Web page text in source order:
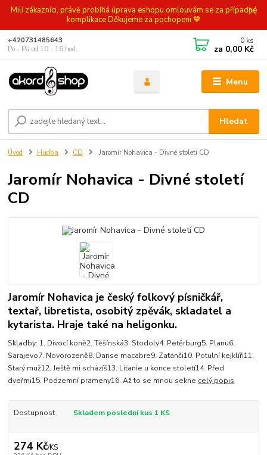
Milí zákazníci, právě probíhá úprava eshopu omlouvám se za případné
komplikace Děkujeme za pochopení 💙
Menu
Hledat
+420731485643
Po - Pá od 10 - 16 hod.
0 ks
za 0,00 Kč
Úvod Hudba CD Jaromír Nohavica - Divné století CD
Jaromír Nohavica - Divné století
CD
Jaromír Nohavica je český folkový písničkář,
textař, libretista, osobitý zpěvák, skladatel a
kytarista. Hraje také na heligonku.
Skladby: 1. Divocí koně2. Těšínská3. Stodoly4. Petěrburg5. Planu6.
Sarajevo7. Novorozeně8. Danse macabre9. Zatanči10. Potulní kejklíři11.
Starý muž12. Ještě mi scházíš13. Litanie u konce století14. Před
dveřmi15. Podzemní prameny16. Až to se mnou sekne celý popis
Dostupnost Skladem poslední kus 1 KS
274 Kč/KS